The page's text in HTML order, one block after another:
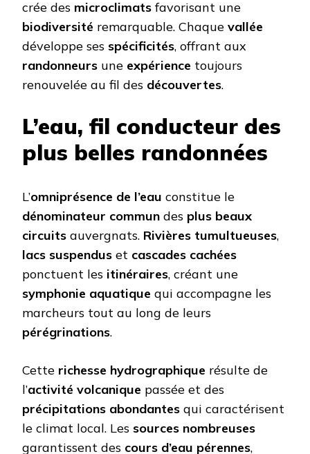
crée des microclimatsfavorisant une
biodiversité remarquable. Chaque vallée
développe ses spécificités, offrant aux
randonneurs une expérience toujours
renouvelée au fil des découvertes.
L’eau, fil conducteur des
plus belles randonnées
L’omniprésence de l’eau constitue le
dénominateur commun des plus beaux
circuits auvergnats. Rivières tumultueuses,
lacs suspendus et cascades cachées
ponctuent les itinéraires, créant une
symphonie aquatique qui accompagne les
marcheurs tout au long de leurs
pérégrinations.
Cette richesse hydrographique résulte de
l’activité volcanique passée et des
précipitations abondantes qui caractérisent
le climat local. Les sources nombreuses
garantissent des cours d’eau pérennes,